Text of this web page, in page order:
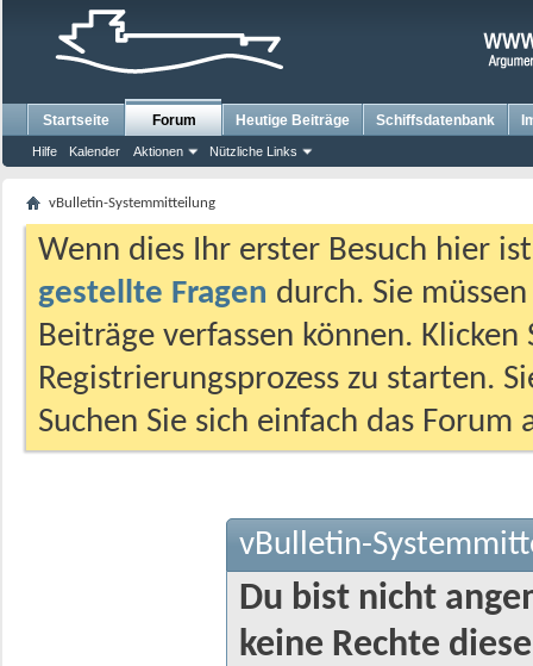
Startseite Forum
Hilfe Kalender Aktionen Nützliche Links
Heutige Beiträge Schiffsdatenbank
vBulletin-Systemmitteilung
Wenn dies Ihr erster Besuch hier
gestellte Fragen durch. Sie
Beiträge verfassen können.
Registrierungsprozess zu starten.
Suchen Sie sich einfach das
vBulletin-
Du bist nicht
keine Rechte